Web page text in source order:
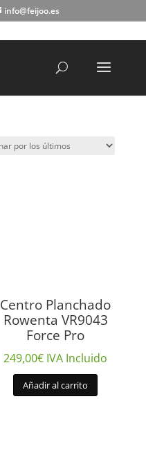
info@feijoo.es
Centro Planchado
Rowenta VR9043
Force Pro
249,00€ IVA Incluido
Añadir al carrito